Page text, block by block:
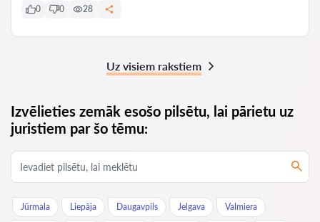
0 0 28
Uz visiem rakstiem
Izvēlieties zemāk esošo pilsētu, lai pārietu uz
juristiem par šo tēmu:
Jūrmala Liepāja Daugavpils Jelgava Valmiera